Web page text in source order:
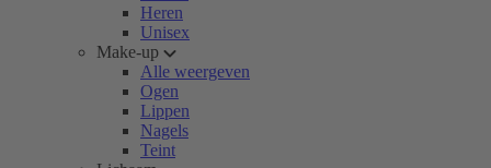
Heren
Unisex
Make-up
Alle weergeven
Ogen
Lippen
Nagels
Teint